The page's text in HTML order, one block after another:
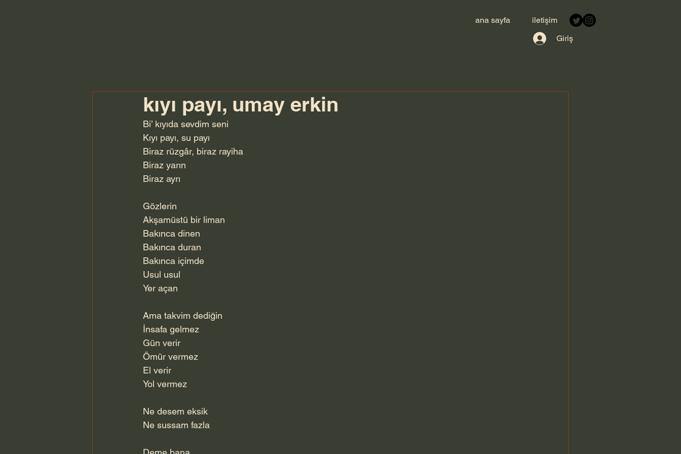
ana sayfa
iletişim
Giriş
kıyı payı, umay erkin
Bi’ kıyıda sevdim seni
Kıyı payı, su payı
Biraz rüzgâr, biraz rayiha
Biraz yarın
Biraz ayrı
Gözlerin
Akşamüstü bir liman
Bakınca dinen
Bakınca duran
Bakınca içimde
Usul usul
Yer açan
Ama takvim dediğin
İnsafa gelmez
Gün verir
Ömür vermez
El verir
Yol vermez
Ne desem eksik
Ne sussam fazla